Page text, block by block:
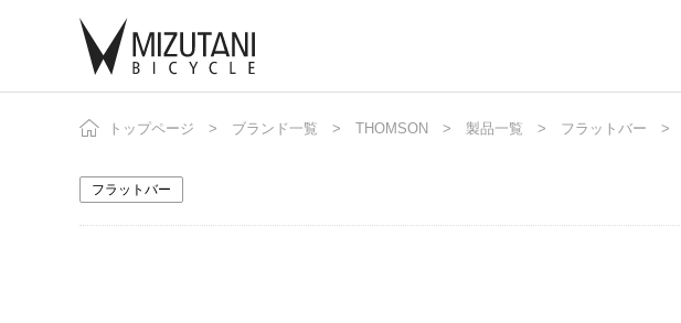
自転車 自転車パ
ニュース プレス
トップページ ブランド一覧 THOMSON 製品一覧 フラットバー
フラットバー